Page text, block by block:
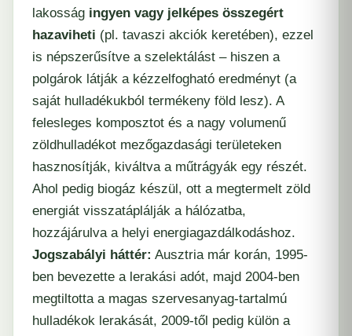
lakosság ingyen vagy jelképes összegért
hazaviheti (pl. tavaszi akciók keretében), ezzel
is népszerűsítve a szelektálást – hiszen a
polgárok látják a kézzelfogható eredményt (a
saját hulladékukból termékeny föld lesz). A
felesleges komposztot és a nagy volumenű
zöldhulladékot mezőgazdasági területeken
hasznosítják, kiváltva a műtrágyák egy részét.
Ahol pedig biogáz készül, ott a megtermelt zöld
energiát visszatáplálják a hálózatba,
hozzájárulva a helyi energiagazdálkodáshoz.
Jogszabályi háttér: Ausztria már korán, 1995-
ben bevezette a lerakási adót, majd 2004-ben
megtiltotta a magas szervesanyag-tartalmú
hulladékok lerakását, 2009-től pedig külön a